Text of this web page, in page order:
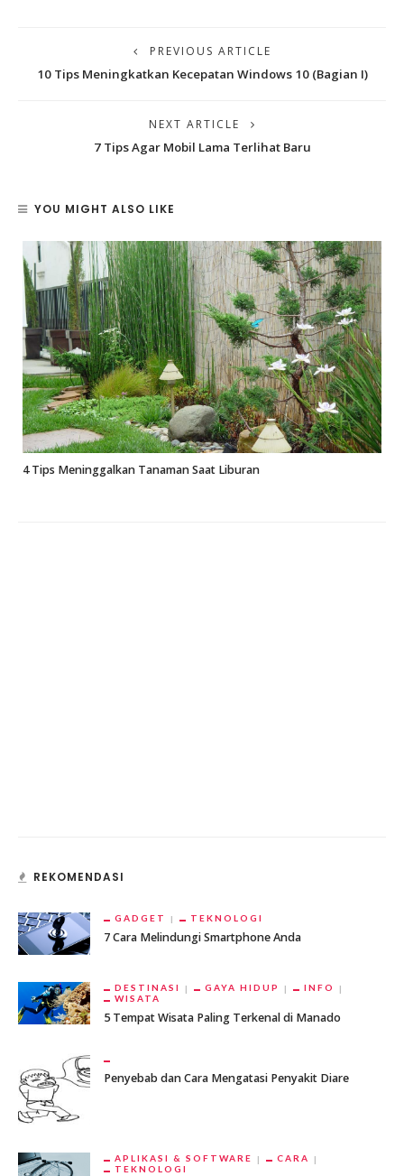
PREVIOUS ARTICLE
10 Tips Meningkatkan Kecepatan Windows 10 (Bagian I)
NEXT ARTICLE
7 Tips Agar Mobil Lama Terlihat Baru
YOU MIGHT ALSO LIKE
4 Tips Meninggalkan Tanaman Saat Liburan
REKOMENDASI
GADGET TEKNOLOGI
7 Cara Melindungi Smartphone Anda
DESTINASI GAYA HIDUP
INFO
WISATA
5 Tempat Wisata Paling Terkenal di Manado
Penyebab dan Cara Mengatasi Penyakit Diare
APLIKASI & SOFTWARE
CARA
TEKNOLOGI